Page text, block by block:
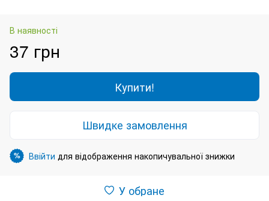
В наявності
37 грн
Купити!
Швидке замовлення
% Ввійти для відображення накопичувальної знижки
У обране